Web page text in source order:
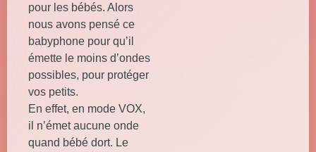
pour les bébés. Alors
nous avons pensé ce
babyphone pour qu’il
émette le moins d’ondes
possibles, pour protéger
vos petits.
En effet, en mode VOX,
il n’émet aucune onde
quand bébé dort. Le